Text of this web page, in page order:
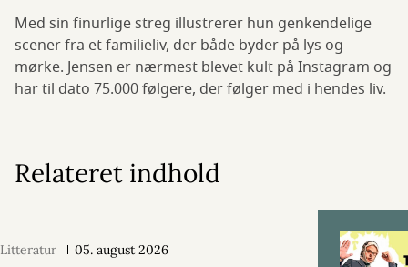
Med sin finurlige streg illustrerer hun genkendelige
scener fra et familieliv, der både byder på lys og
mørke. Jensen er nærmest blevet kult på Instagram og
har til dato 75.000 følgere, der følger med i hendes liv.
Relateret indhold
Litteratur 05. august 2026